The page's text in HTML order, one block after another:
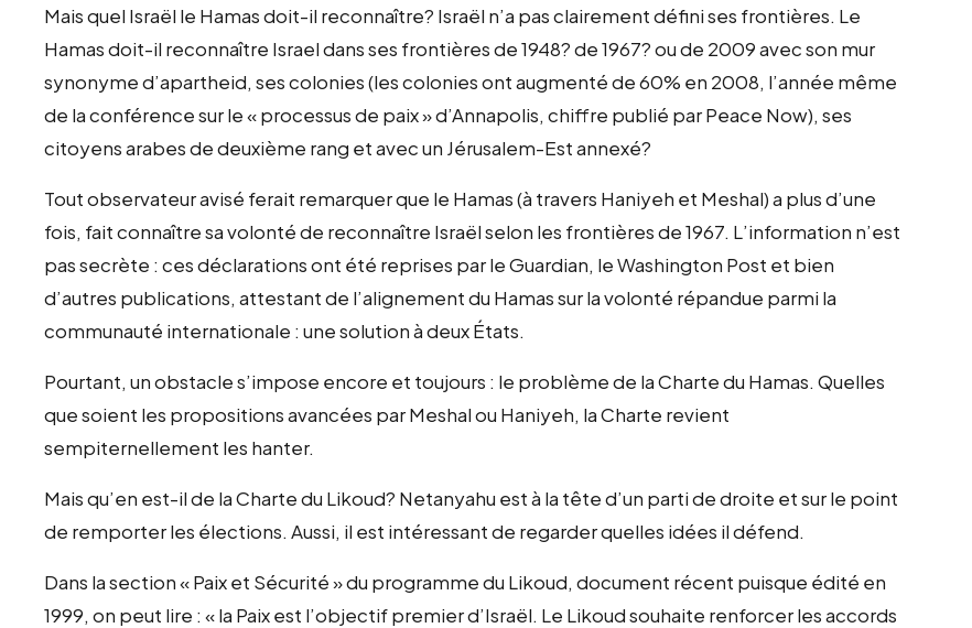
Mais quel Israël le Hamas doit-il reconnaître? Israël n’a pas clairement défini ses frontières. Le
Hamas doit-il reconnaître Israel dans ses frontières de 1948? de 1967? ou de 2009 avec son mur
synonyme d’apartheid, ses colonies (les colonies ont augmenté de 60% en 2008, l’année même
de la conférence sur le « processus de paix » d’Annapolis, chiffre publié par Peace Now), ses
citoyens arabes de deuxième rang et avec un Jérusalem-Est annexé?
Tout observateur avisé ferait remarquer que le Hamas (à travers Haniyeh et Meshal) a plus d’une
fois, fait connaître sa volonté de reconnaître Israël selon les frontières de 1967. L’information n’est
pas secrète : ces déclarations ont été reprises par le Guardian, le Washington Post et bien
d’autres publications, attestant de l’alignement du Hamas sur la volonté répandue parmi la
communauté internationale : une solution à deux États.
Pourtant, un obstacle s’impose encore et toujours : le problème de la Charte du Hamas. Quelles
que soient les propositions avancées par Meshal ou Haniyeh, la Charte revient
sempiternellement les hanter.
Mais qu’en est-il de la Charte du Likoud? Netanyahu est à la tête d’un parti de droite et sur le point
de remporter les élections. Aussi, il est intéressant de regarder quelles idées il défend.
Dans la section « Paix et Sécurité » du programme du Likoud, document récent puisque édité en
1999, on peut lire : « la Paix est l’objectif premier d’Israël. Le Likoud souhaite renforcer les accords